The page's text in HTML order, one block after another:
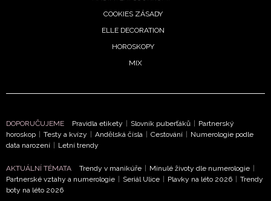
COOKIES ZÁSADY
ELLE DECORATION
HOROSKOPY
MIX
DOPORUČUJEME Pravidla etikety Slovník puberťáků
Partnerský
horoskop
Testy a kvízy Andělská čísla Cestování
Numerologie podle
data narození
Letní trendy
AKTUÁLNÍ TÉMATA Trendy v manikúře Minulé životy dle numerologie
Partnerské vztahy a numerologie
Seriál Ulice Plavky na léto 2026
Trendy
boty na léto 2026